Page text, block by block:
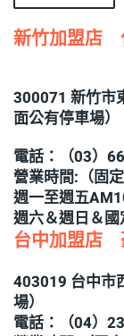
新竹加盟店
300071 新竹市
面公有停車場）
電話：（03）
營業時間:（固
週一至週五
週六＆週日＆
台中加盟店
403019 台中市
場）
電話：（04）